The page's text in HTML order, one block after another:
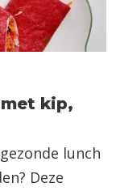
kip,
lunch
Deze